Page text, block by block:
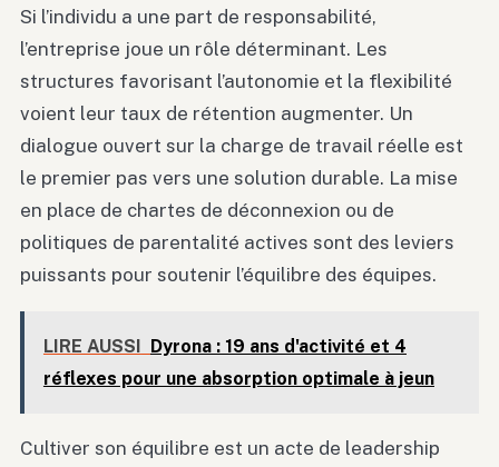
Si l’individu a une part de responsabilité,
l’entreprise joue un rôle déterminant. Les
structures favorisant l’autonomie et la flexibilité
voient leur taux de rétention augmenter. Un
dialogue ouvert sur la charge de travail réelle est
le premier pas vers une solution durable. La mise
en place de chartes de déconnexion ou de
politiques de parentalité actives sont des leviers
puissants pour soutenir l’équilibre des équipes.
LIRE AUSSI
Dyrona : 19 ans d'activité et 4
réflexes pour une absorption optimale à jeun
Cultiver son équilibre est un acte de leadership